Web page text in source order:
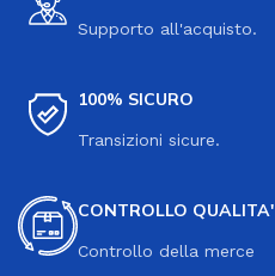
Supporto all'acquisto.
100% SICURO
Transizioni sicure.
CONTROLLO QUALITA'
Controllo della merce